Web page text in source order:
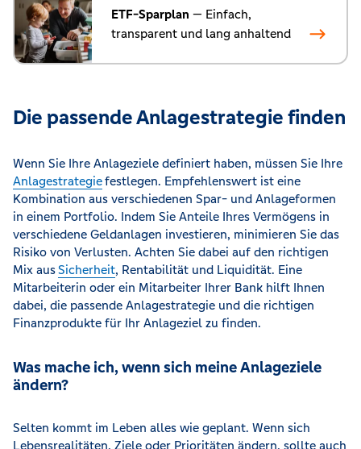
ETF-Sparplan — Einfach,
transparent und lang anhaltend
Die passende Anlagestrategie finden
Wenn Sie Ihre Anlageziele definiert haben, müssen Sie Ihre
Anlagestrategiefestlegen. Empfehlenswert ist eine
Kombination aus verschiedenen Spar- und Anlageformen
in einem Portfolio. Indem Sie Anteile Ihres Vermögens in
verschiedene Geldanlagen investieren, minimieren Sie das
Risiko von Verlusten. Achten Sie dabei auf den richtigen
Mix ausSicherheit, Rentabilität und Liquidität. Eine
Mitarbeiterin oder ein Mitarbeiter Ihrer Bank hilft Ihnen
dabei, die passende Anlagestrategie und die richtigen
Finanzprodukte für Ihr Anlageziel zu finden.
Was mache ich, wenn sich meine Anlageziele
ändern?
Selten kommt im Leben alles wie geplant. Wenn sich
Lebensrealitäten, Ziele oder Prioritäten ändern, sollte auch